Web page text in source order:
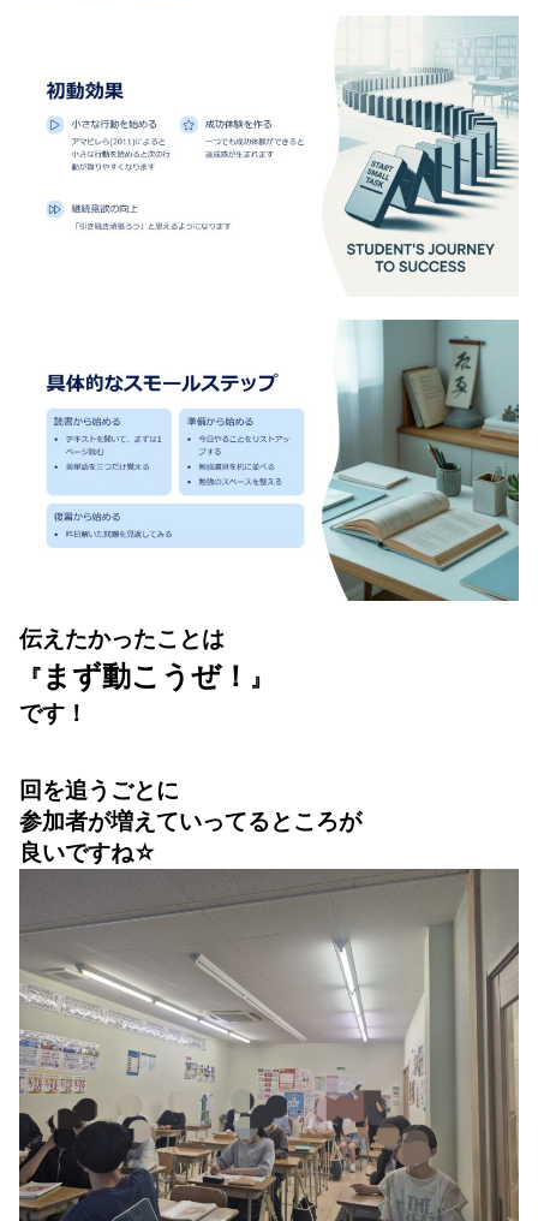
伝えたかったことは
『 まず動こうぜ！ 』
です！
回を追うごとに
参加者が増えていってるところが
良いですね☆